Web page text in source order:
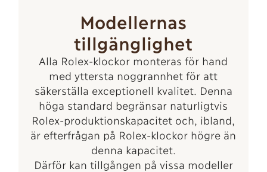
Modellernas
tillgänglighet
Alla Rolex-klockor monteras för hand
med yttersta noggrannhet för att
säkerställa exceptionell kvalitet. Denna
höga standard begränsar naturligtvis
Rolex-produktionskapacitet och, ibland,
är efterfrågan på Rolex-klockor högre än
denna kapacitet.
Därför kan tillgången på vissa modeller